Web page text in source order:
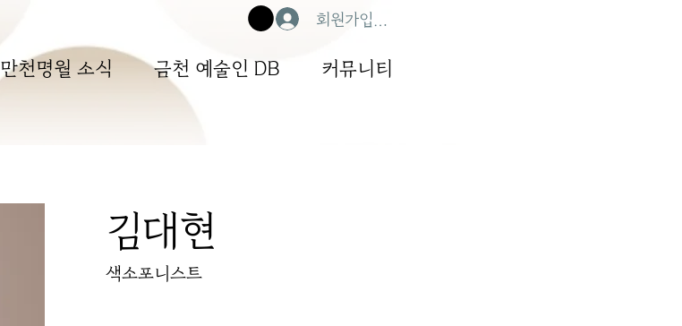
회원가입/로그인
만천명월 소식 금천 예술인 DB 커뮤니티
김대현
색소포니스트